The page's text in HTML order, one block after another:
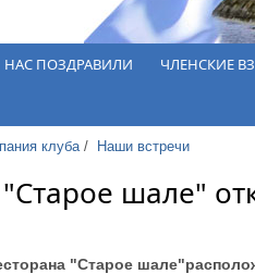
НАС ПОЗДРАВИЛИ ЧЛЕНСКИЕ
клуба / Наши встречи
шале"
"Старое